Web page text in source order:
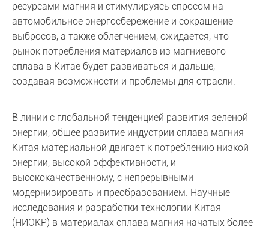
ресурсами магния и стимулируясь спросом на
автомобильное энергосбережение и сокращение
выбросов, а также облегчением, ожидается, что
рынок потребления материалов из магниевого
сплава в Китае будет развиваться и дальше,
создавая возможности и проблемы для отрасли.
В линии с глобальной тенденцией развития зеленой
энергии, общее развитие индустрии сплава магния
Китая материальной двигает к потреблению низкой
энергии, высокой эффективности, и
высококачественному, с непрерывными
модернизировать и преобразованием. Научные
исследования и разработки технологии Китая
(НИОКР) в материалах сплава магния начатых более